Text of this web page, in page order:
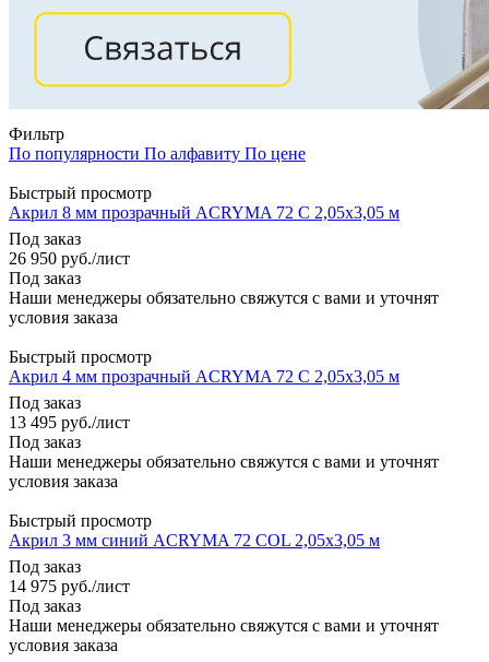
Фильтр
По популярности По алфавиту По цене
Быстрый просмотр
Акрил 8 мм прозрачный ACRYMA 72 C 2,05х3,05 м
Под заказ
26 950 руб./лист
Под заказ
Наши менеджеры обязательно свяжутся с вами и уточнят
условия заказа
Быстрый просмотр
Акрил 4 мм прозрачный ACRYMA 72 C 2,05х3,05 м
Под заказ
13 495 руб./лист
Под заказ
Наши менеджеры обязательно свяжутся с вами и уточнят
условия заказа
Быстрый просмотр
Акрил 3 мм синий ACRYMA 72 COL 2,05х3,05 м
Под заказ
14 975 руб./лист
Под заказ
Наши менеджеры обязательно свяжутся с вами и уточнят
условия заказа